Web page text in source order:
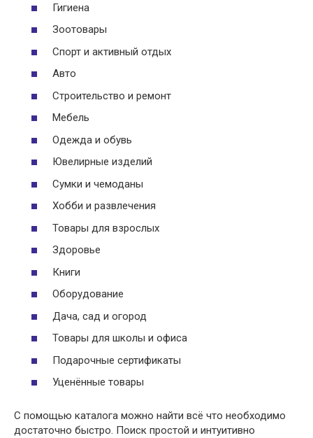
Гигиена
Зоотовары
Спорт и активный отдых
Авто
Строительство и ремонт
Мебель
Одежда и обувь
Ювелирные изделий
Сумки и чемоданы
Хобби и развлечения
Товары для взрослых
Здоровье
Книги
Оборудование
Дача, сад и огород
Товары для школы и офиса
Подарочные сертификаты
Уценённые товары
С помощью каталога можно найти всё что необходимо
достаточно быстро. Поиск простой и интуитивно